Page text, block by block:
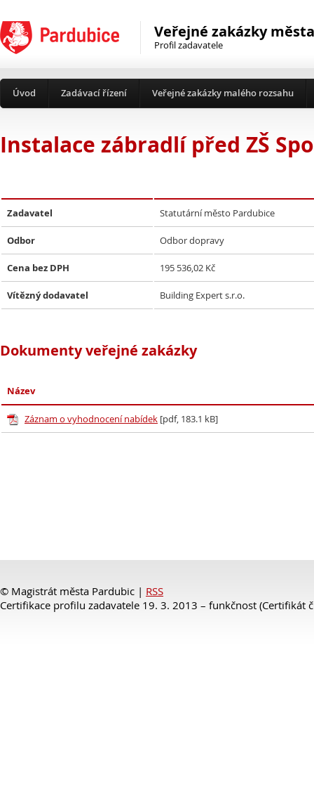
Veřejné zakázky
Profil zadavatele
Úvod Zadávací řízení Veřejné zakázky malého rozsahu
Instalace zábradlí před ZŠ
Zadavatel Statutární město Pardubice
Odbor Odbor dopravy
Cena bez DPH 195 536,02 Kč
Vítězný dodavatel Building Expert s.r.o.
Dokumenty veřejné zakázky
Název
Záznam o vyhodnocení nabídek [pdf, 183.1 kB]
© Magistrát města Pardubic | RSS
Certifikace profilu zadavatele 19. 3. 2013 – funkčnost (Certifikát